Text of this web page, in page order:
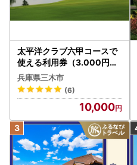
太平洋クラブ六甲コースで
使える利用券（3.000円分
）
兵庫県三木市
(6)
10,000